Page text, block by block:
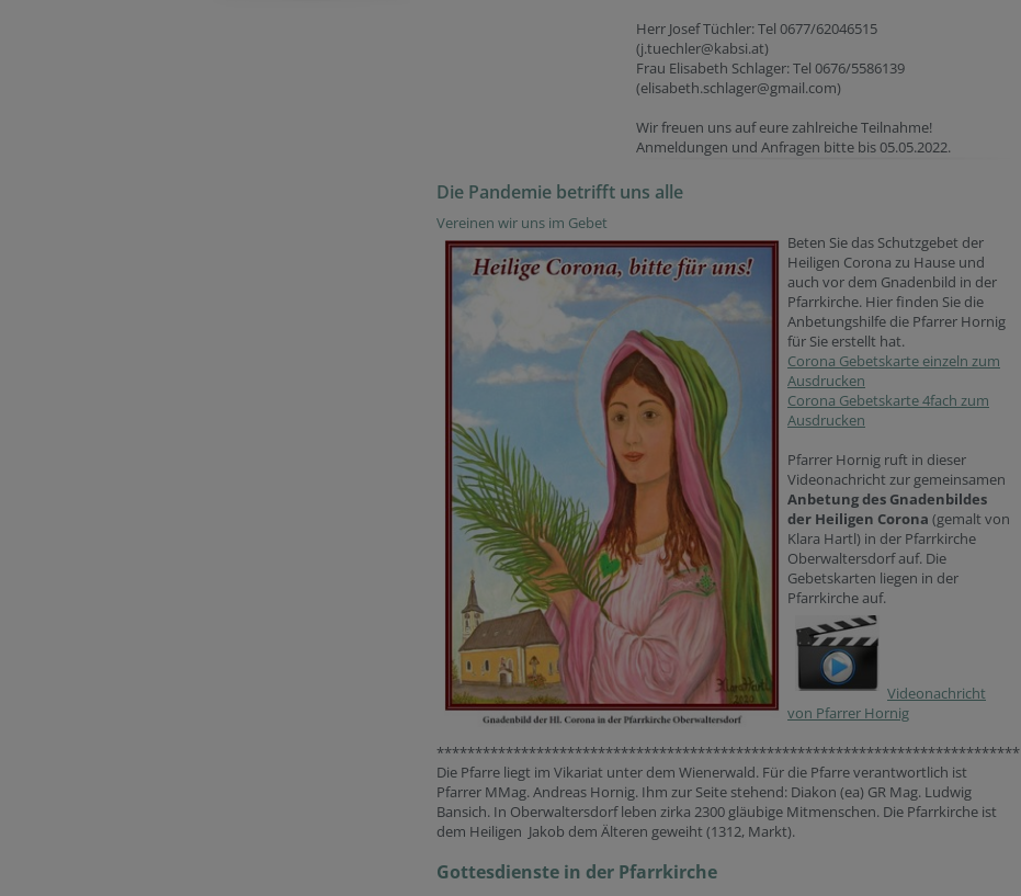
Herr Josef Tüchler: Tel 0677/62046515
(j.tuechler@kabsi.at)
Frau Elisabeth Schlager: Tel 0676/5586139
(elisabeth.schlager@gmail.com)
Wir freuen uns auf eure zahlreiche Teilnahme!
Anmeldungen und Anfragen bitte bis 05.05.2022.
Die Pandemie betrifft uns alle
Vereinen wir uns im Gebet
Beten Sie das Schutzgebet der
Heiligen Corona zu Hause und
auch vor dem Gnadenbild in der
Pfarrkirche. Hier finden Sie die
Anbetungshilfe die Pfarrer Hornig
für Sie erstellt hat.
Corona Gebetskarte einzeln zum
Ausdrucken
Corona Gebetskarte 4fach zum
Ausdrucken
Pfarrer Hornig ruft in dieser
Videonachricht zur gemeinsamen
Anbetung des Gnadenbildes
der Heiligen Corona (gemalt von
Klara Hartl) in der Pfarrkirche
Oberwaltersdorf auf. Die
Gebetskarten liegen in der
Pfarrkirche auf.
Videonachricht
von Pfarrer Hornig
****************************************************************************
Die Pfarre liegt im Vikariat unter dem Wienerwald. Für die Pfarre verantwortlich ist
Pfarrer MMag. Andreas Hornig. Ihm zur Seite stehend: Diakon (ea) GR Mag. Ludwig
Bansich. In Oberwaltersdorf leben zirka 2300 gläubige Mitmenschen. Die Pfarrkirche ist
dem Heiligen Jakob dem Älteren geweiht (1312, Markt).
Gottesdienste in der Pfarrkirche